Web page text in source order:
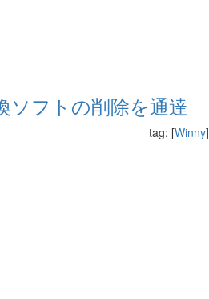
フトの削除を通達
tag: [Winny]